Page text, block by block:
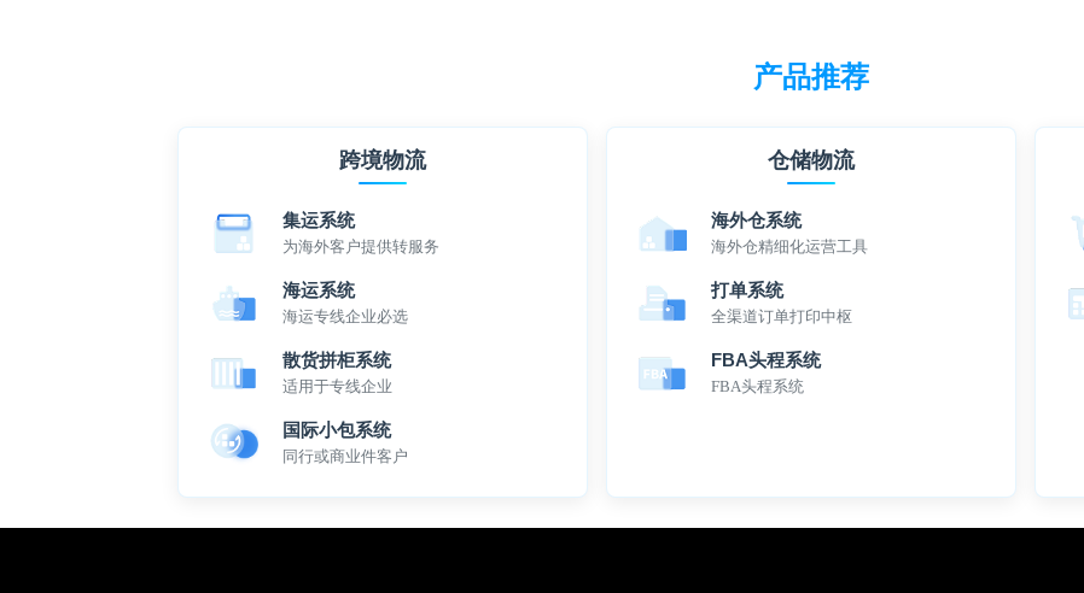
产品推荐
跨境物流
集运系统
为海外客户提供转服务
海运系统
海运专线企业必选
散货拼柜系统
适用于专线企业
国际小包系统
同行或商业件客户
仓储物流
海外仓系统
海外仓精细化运营工具
打单系统
全渠道订单打印中枢
FBA头程系统
FBA头程系统